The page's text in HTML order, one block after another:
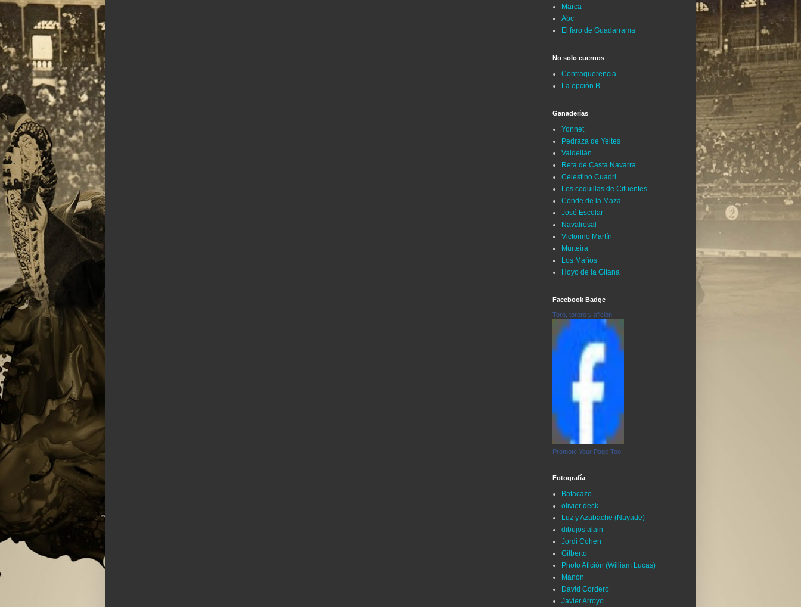
Marca
Abc
El faro de Guadarrama
No solo cuernos
Contraquerencia
La opción B
Ganaderías
Yonnet
Pedraza de Yeltes
Valdellán
Reta de Casta Navarra
Celestino Cuadri
Los coquillas de Cifuentes
Conde de la Maza
José Escolar
Navalrosal
Victorino Martín
Murteira
Los Maños
Hoyo de la Gitana
Facebook Badge
Toro, torero y afición
Promote Your Page Too
Fotografía
Batacazo
olivier deck
Luz y Azabache (Nayade)
dibujos alain
Jordi Cohen
Gilberto
Photo Afición (William Lucas)
Manón
David Cordero
Javier Arroyo